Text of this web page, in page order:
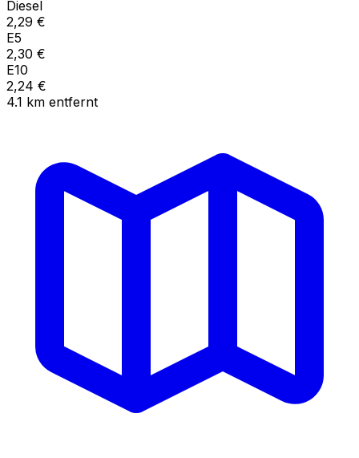
Diesel
2,29 €
E5
2,30 €
E10
2,24 €
4.1 km entfernt